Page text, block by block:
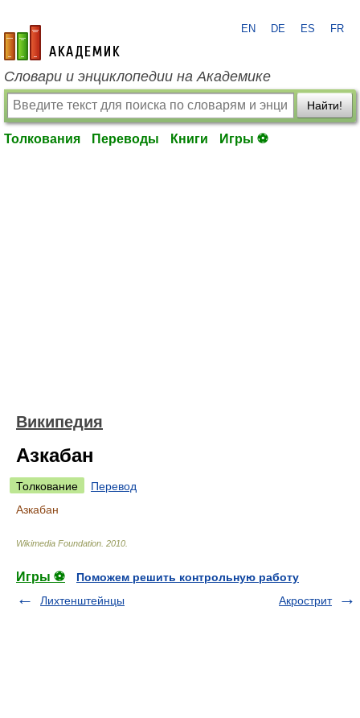
academic.ru
EN DE ES FR
Словари и энциклопедии на Академике
Найти!
Толкования Переводы Книги Игры ⚽
Википедия
Азкабан
Толкование
Перевод
Азкабан
Wikimedia Foundation 2010
Игры ⚽
Поможем решить контрольную работу
Лихтенштейнцы
Акрострит